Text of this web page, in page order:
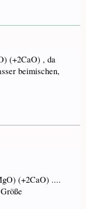
(+2CaO) , da
beimischen,
(+2CaO) ....